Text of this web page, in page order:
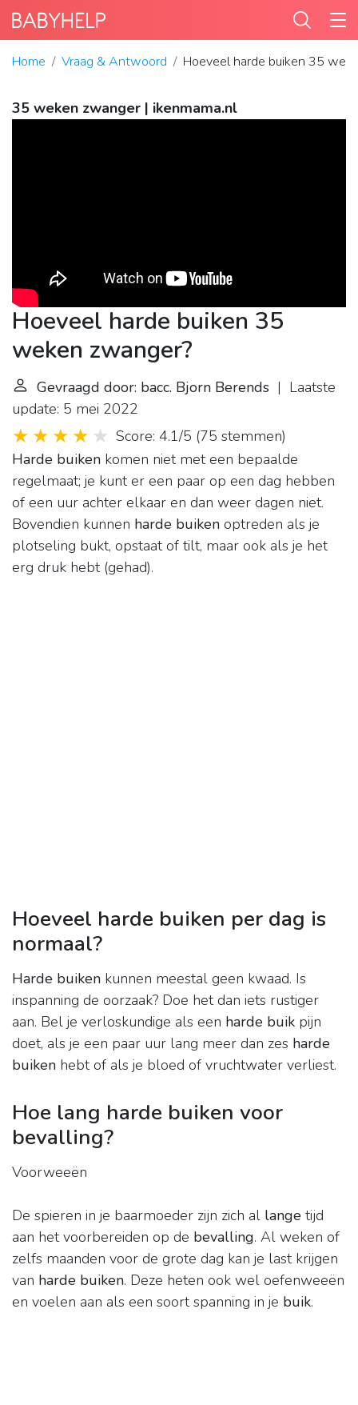
Home Vraag & Antwoord Hoeveel harde buiken 35
35 weken zwanger | ikenmama.nl
Hoeveel harde buiken 35
weken zwanger?
Gevraagd door: bacc. Bjorn Berends | Laatste
update: 5 mei 2022
Score: 4.1/5 (75 stemmen)
Harde buiken komen niet met een bepaalde
regelmaat; je kunt er een paar op een dag hebben
of een uur achter elkaar en dan weer dagen niet.
Bovendien kunnen harde buiken optreden als je
plotseling bukt, opstaat of tilt, maar ook als je het
erg druk hebt (gehad).
Hoeveel harde buiken per dag is
normaal?
Harde buiken kunnen meestal geen kwaad. Is
inspanning de oorzaak? Doe het dan iets rustiger
aan. Bel je verloskundige als een harde buik pijn
doet, als je een paar uur lang meer dan zes harde
buiken hebt of als je bloed of vruchtwater verliest.
Hoe lang harde buiken voor
bevalling?
Voorweeën
De spieren in je baarmoeder zijn zich al lange tijd
aan het voorbereiden op de bevalling. Al weken of
zelfs maanden voor de grote dag kan je last krijgen
van harde buiken. Deze heten ook wel oefenweeën
en voelen aan als een soort spanning in je buik.